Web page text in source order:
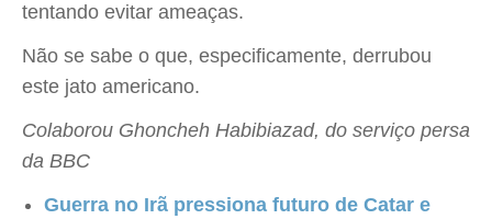
tentando evitar ameaças.
Não se sabe o que, especificamente, derrubou
este jato americano.
Colaborou Ghoncheh Habibiazad, do serviço persa
da BBC
Guerra no Irã pressiona futuro de Catar e